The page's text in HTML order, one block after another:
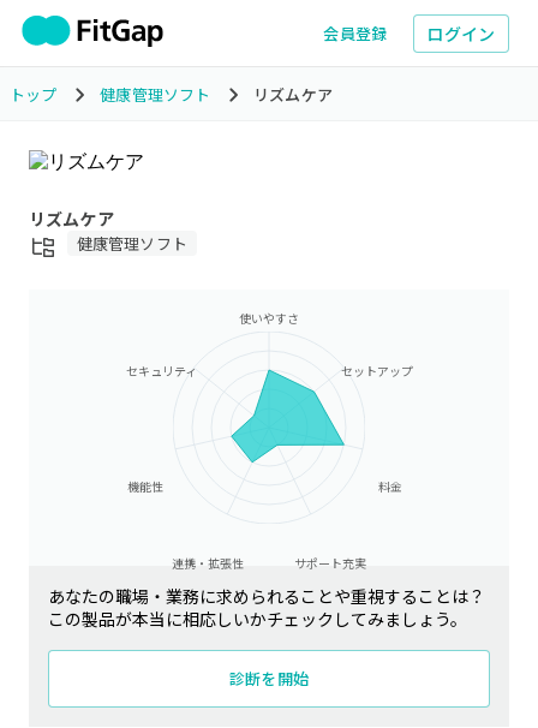
会員登録 ログイン
トップ 健康管理ソフト リズムケア
リズムケア
健康管理ソフト
使いやすさ
セットアップ
料金
サポート充実
連携・拡張性
機能性
セキュリティ
あなたの職場・業務に求められることや重視することは？
この製品が本当に相応しいかチェックしてみましょう。
診断を開始